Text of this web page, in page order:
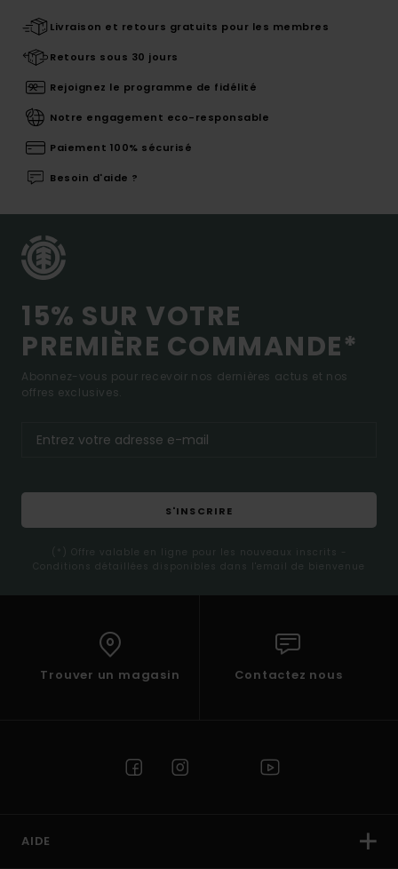
Livraison et retours gratuits pour les membres
Retours sous 30 jours
Rejoignez le programme de fidélité
Notre engagement eco-responsable
Paiement 100% sécurisé
Besoin d'aide ?
15% SUR VOTRE
PREMIÈRE COMMANDE*
Abonnez-vous pour recevoir nos dernières actus et nos
offres exclusives.
S'INSCRIRE
(*) Offre valable en ligne pour les nouveaux inscrits -
Conditions détaillées disponibles dans l'email de bienvenue
Trouver un magasin Contactez nous
AIDE